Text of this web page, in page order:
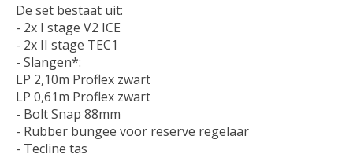
De set bestaat uit:
- 2x I stage V2 ICE
- 2x II stage TEC1
- Slangen*:
LP 2,10m Proflex zwart
LP 0,61m Proflex zwart
- Bolt Snap 88mm
- Rubber bungee voor reserve regelaar
- Tecline tas